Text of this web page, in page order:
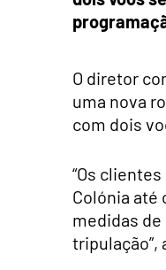
O diretor
uma nova
com dois
“Os
Colónia até
medidas
tripulação”,